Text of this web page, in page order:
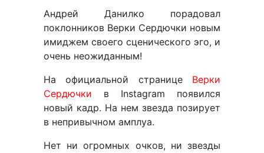
Андрей Данилко порадовал
поклонников Верки Сердючки новым
имиджем своего сценического эго, и
очень неожиданным!
На официальной странице Верки
Сердючки в Instagram появился
новый кадр. На нем звезда позирует
в непривычном амплуа.
Нет ни огромных очков, ни звезды